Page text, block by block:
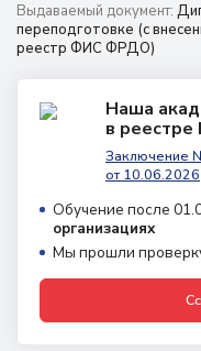
Выдаваемый документ:
переподготовке (с
реестр ФИС ФРДО)
Наша
в реестре
Заключение
от 10.06.2026
Обучение после
организациях
Мы прошли